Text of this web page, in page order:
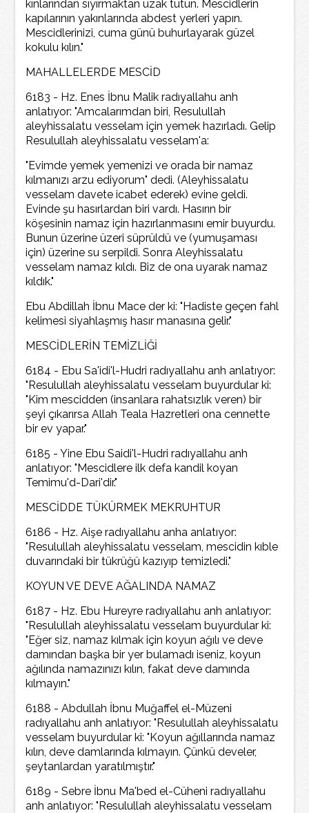
kınlarından sıyırmaktan uzak tutun. Mescidlerin
kapılarının yakınlarında abdest yerleri yapın.
Mescidlerinizi, cuma günü buhurlayarak güzel
kokulu kılın."
MAHALLELERDE MESCİD
6183 - Hz. Enes İbnu Malik radıyallahu anh
anlatıyor: "Amcalarımdan biri, Resulullah
aleyhissalatu vesselam için yemek hazırladı. Gelip
Resulullah aleyhissalatu vesselam'a:
"Evimde yemek yemenizi ve orada bir namaz
kılmanızı arzu ediyorum" dedi. (Aleyhissalatu
vesselam davete icabet ederek) evine geldi.
Evinde şu hasırlardan biri vardı. Hasırın bir
köşesinin namaz için hazırlanmasını emir buyurdu.
Bunun üzerine üzeri süprüldü ve (yumuşaması
için) üzerine su serpildi. Sonra Aleyhissalatu
vesselam namaz kıldı. Biz de ona uyarak namaz
kıldık."
Ebu Abdillah İbnu Mace der ki: "Hadiste geçen fahl
kelimesi siyahlaşmış hasır manasına gelir."
MESCİDLERİN TEMİZLİĞİ
6184 - Ebu Sa'idi'l-Hudri radıyallahu anh anlatıyor:
"Resulullah aleyhissalatu vesselam buyurdular ki:
"Kim mescidden (insanlara rahatsızlık veren) bir
şeyi çıkarırsa Allah Teala Hazretleri ona cennette
bir ev yapar."
6185 - Yine Ebu Saidi'l-Hudri radıyallahu anh
anlatıyor: "Mescidlere ilk defa kandil koyan
Temimu'd-Dari'dir."
MESCİDDE TÜKÜRMEK MEKRUHTUR
6186 - Hz. Aişe radıyallahu anha anlatıyor:
"Resulullah aleyhissalatu vesselam, mescidin kıble
duvarındaki bir tükrüğü kazıyıp temizledi."
KOYUN VE DEVE AĞALINDA NAMAZ
6187 - Hz. Ebu Hureyre radıyallahu anh anlatıyor:
"Resulullah aleyhissalatu vesselam buyurdular ki:
"Eğer siz, namaz kılmak için koyun ağılı ve deve
damından başka bir yer bulamadı iseniz, koyun
ağılında namazınızı kılın, fakat deve damında
kılmayın."
6188 - Abdullah İbnu Muğaffel el-Müzeni
radıyallahu anh anlatıyor: "Resulullah aleyhissalatu
vesselam buyurdular ki: "Koyun ağıllarında namaz
kılın, deve damlarında kılmayın. Çünkü develer,
şeytanlardan yaratılmıştır."
6189 - Sebre İbnu Ma'bed el-Cüheni radıyallahu
anh anlatıyor: "Resulullah aleyhissalatu vesselam